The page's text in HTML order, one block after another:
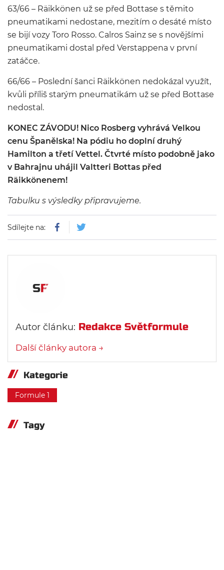
63/66 – Räikkönen už se před Bottase s těmito
pneumatikami nedostane, mezitím o desáté místo
se bijí vozy Toro Rosso. Calros Sainz se s novějšími
pneumatikami dostal před Verstappena v první
zatáčce.
66/66 – Poslední šanci Räikkönen nedokázal využít,
kvůli příliš starým pneumatikám už se před Bottase
nedostal.
KONEC ZÁVODU! Nico Rosberg vyhrává Velkou
cenu Španělska! Na pódiu ho doplní druhý
Hamilton a třetí Vettel. Čtvrté místo podobně jako
v Bahrajnu uhájil Valtteri Bottas před
Räikkönenem!
Tabulku s výsledky připravujeme.
Sdílejte na:
Autor článku: Redakce Světformule
Další články autora →
Kategorie
Formule 1
Tagy